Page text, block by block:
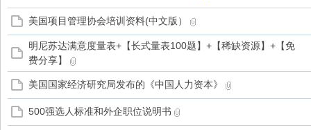
美国项目管理协会培训资料(中文版）
明尼苏达满意度量表+【长式量表100题】+【稀缺资源】+【免
费分享】
美国国家经济研究局发布的《中国人力资本》
500强选人标准和外企职位说明书